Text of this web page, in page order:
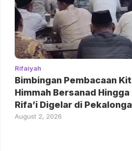
Rifaiyah
Bimbingan Pembacaan
Himmah Bersanad Hingga
Rifa’i Digelar di
August 2, 2026